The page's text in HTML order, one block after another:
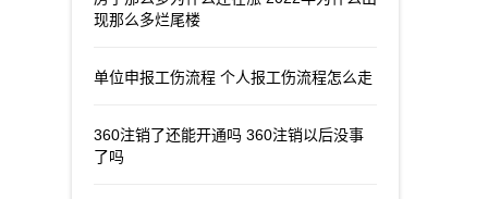
现那么多烂尾楼
单位申报工伤流程 个人报工伤流程怎么走
360注销了还能开通吗 360注销以后没事
了吗